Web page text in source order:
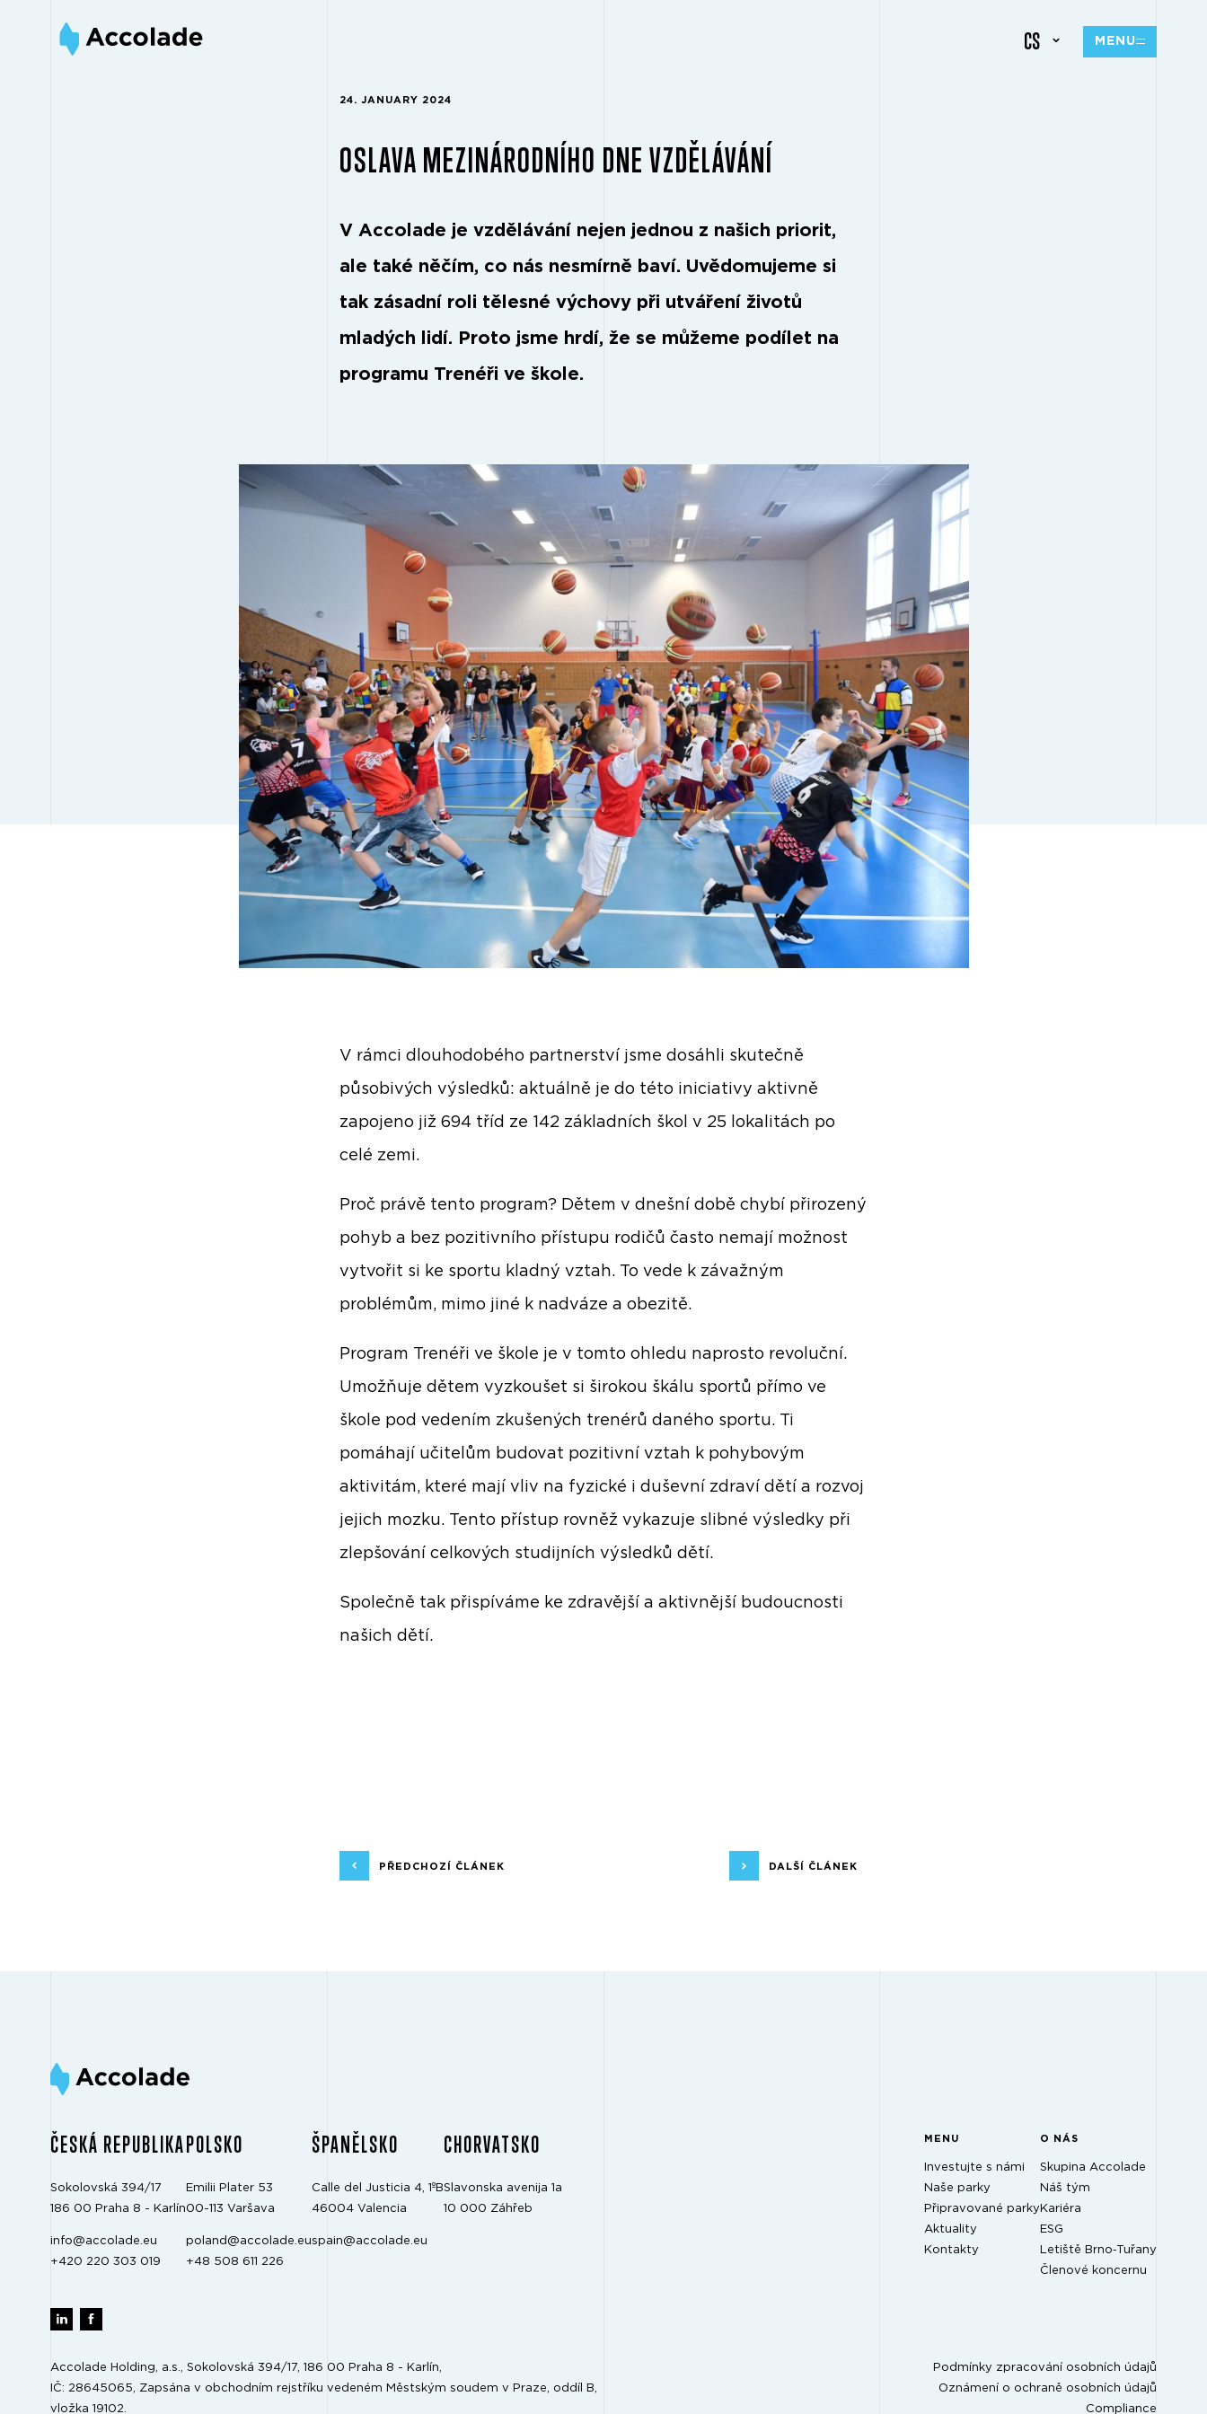
CS MENU
24. JANUARY 2024
OSLAVA MEZINÁRODNÍHO DNE VZDĚLÁVÁNÍ
V Accolade je vzdělávání nejen jednou z našich priorit,
ale také něčím, co nás nesmírně baví. Uvědomujeme si
tak zásadní roli tělesné výchovy při utváření životů
mladých lidí. Proto jsme hrdí, že se můžeme podílet na
programu Trenéři ve škole.
V rámci dlouhodobého partnerství jsme dosáhli skutečně
působivých výsledků: aktuálně je do této iniciativy aktivně
zapojeno již 694 tříd ze 142 základních škol v 25 lokalitách po
celé zemi.
Proč právě tento program? Dětem v dnešní době chybí přirozený
pohyb a bez pozitivního přístupu rodičů často nemají možnost
vytvořit si ke sportu kladný vztah. To vede k závažným
problémům, mimo jiné k nadváze a obezitě.
Program Trenéři ve škole je v tomto ohledu naprosto revoluční.
Umožňuje dětem vyzkoušet si širokou škálu sportů přímo ve
škole pod vedením zkušených trenérů daného sportu. Ti
pomáhají učitelům budovat pozitivní vztah k pohybovým
aktivitám, které mají vliv na fyzické i duševní zdraví dětí a rozvoj
jejich mozku. Tento přístup rovněž vykazuje slibné výsledky při
zlepšování celkových studijních výsledků dětí.
Společně tak přispíváme ke zdravější a aktivnější budoucnosti
našich dětí.
PŘEDCHOZÍ ČLÁNEK DALŠÍ ČLÁNEK
ČESKÁ REPUBLIKA
Sokolovská 394/17
186 00 Praha 8 - Karlín
info@accolade.eu
+420 220 303 019
POLSKO
Emilii Plater 53
00-113 Varšava
poland@accolade.eu
+48 508 611 226
ŠPANĚLSKO
Calle del Justicia 4, 1ºB
46004 Valencia
spain@accolade.eu
CHORVATSKO
Slavonska avenija 1a
10 000 Záhřeb
MENU
Investujte s námi
Naše parky
Připravované parky
Aktuality
Kontakty
O NÁS
Skupina Accolade
Náš tým
Kariéra
ESG
Letiště Brno‑Tuřany
Členové koncernu
Accolade Holding, a.s., Sokolovská 394/17, 186 00 Praha 8 - Karlín,
IČ: 28645065, Zapsána v obchodním rejstříku vedeném Městským soudem v Praze, oddíl B,
vložka 19102.
Podmínky zpracování osobních údajů
Oznámení o ochraně osobních údajů
Compliance